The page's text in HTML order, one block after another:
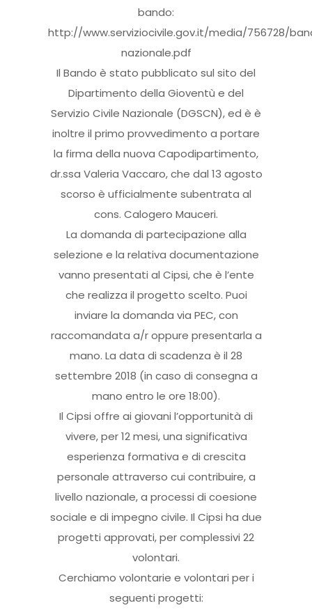
bando:
http://www.serviziocivile.gov.it/media/756728/
nazionale.pdf
Il Bando è stato pubblicato sul sito del
Dipartimento della Gioventù e del
Servizio Civile Nazionale (DGSCN), ed è è
inoltre il primo provvedimento a portare
la firma della nuova Capodipartimento,
dr.ssa Valeria Vaccaro, che dal 13 agosto
scorso è ufficialmente subentrata al
cons. Calogero Mauceri.
La domanda di partecipazione alla
selezione e la relativa documentazione
vanno presentati al Cipsi, che è l’ente
che realizza il progetto scelto. Puoi
inviare la domanda via PEC, con
raccomandata a/r oppure presentarla a
mano. La data di scadenza è il 28
settembre 2018 (in caso di consegna a
mano entro le ore 18:00).
Il Cipsi offre ai giovani l’opportunità di
vivere, per 12 mesi, una significativa
esperienza formativa e di crescita
personale attraverso cui contribuire, a
livello nazionale, a processi di coesione
sociale e di impegno civile. Il Cipsi ha due
progetti approvati, per complessivi 22
volontari.
Cerchiamo volontarie e volontari per i
seguenti progetti: